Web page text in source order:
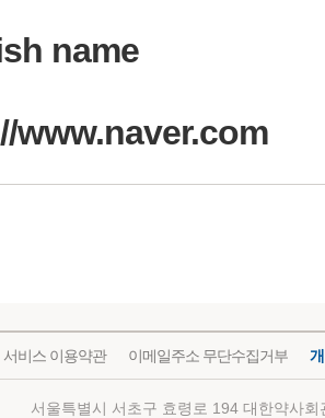
name
www.naver.com
서비스 이용약관 이메일주소 무단수집거부
서울특별시 서초구 효령로 194 대한약사